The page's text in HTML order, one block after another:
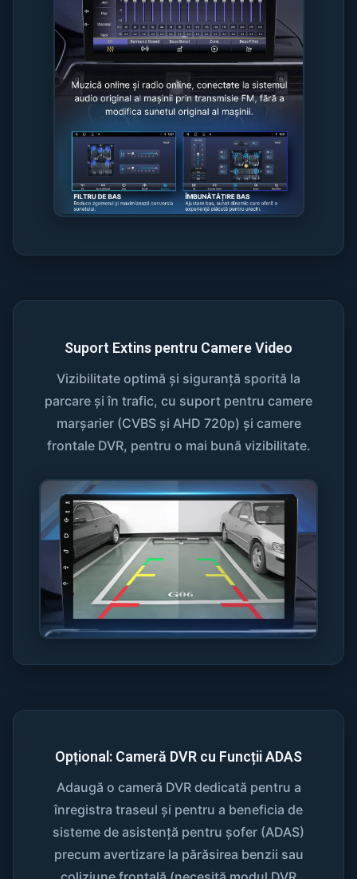
Suport Extins pentru Camere Video
Vizibilitate optimă și siguranță sporită la
parcare și în trafic, cu suport pentru camere
marșarier (CVBS și AHD 720p) și camere
frontale DVR, pentru o mai bună vizibilitate.
Opțional: Cameră DVR cu Funcții ADAS
Adaugă o cameră DVR dedicată pentru a
înregistra traseul și pentru a beneficia de
sisteme de asistență pentru șofer (ADAS)
precum avertizare la părăsirea benzii sau